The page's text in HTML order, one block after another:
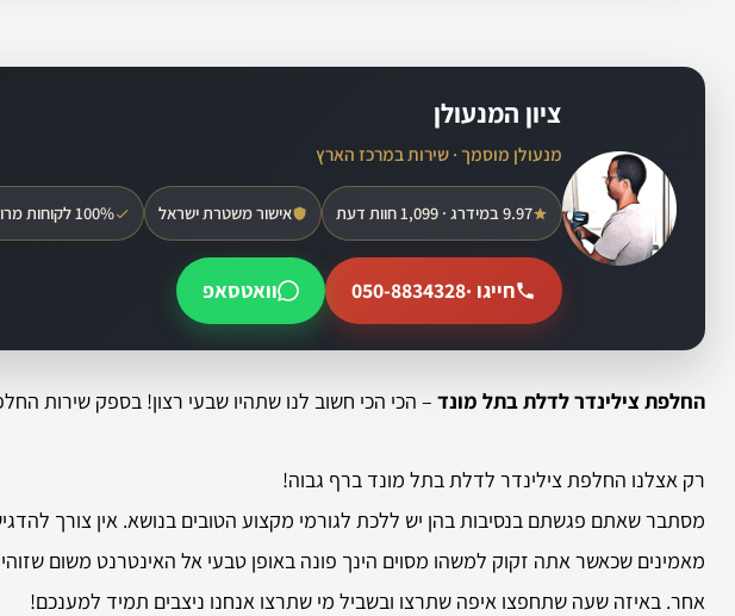
ציון המנעולן
מנעולן מוסמך · שירות במרכז הארץ
9.97 במידרג · 1,099 חוות דעת אישור משטרת ישראל 100% לקוחות מרוצים
חייגו ·050-8834328 וואטסאפ
החלפת צילינדר לדלת בתל מונד – הכי הכי חשוב לנו שתהיו שבעי רצון! בספק שירות
רק אצלנו החלפת צילינדר לדלת בתל מונד ברף גבוה!
מסתבר שאתם פגשתם בנסיבות בהן יש ללכת לגורמי מקצוע הטובים בנושא. אין צורך
מאמינים שכאשר אתה זקוק למשהו מסוים הינך פונה באופן טבעי אל האינטרנט משום
אחר. באיזה שעה שתחפצו איפה שתרצו ובשביל מי שתרצו אנחנו ניצבים תמיד למענכם!